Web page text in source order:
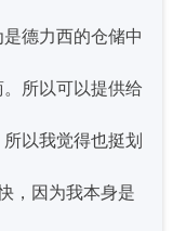
德力西的仓储中
所以可以提供给
以我觉得也挺划
，因为我本身是